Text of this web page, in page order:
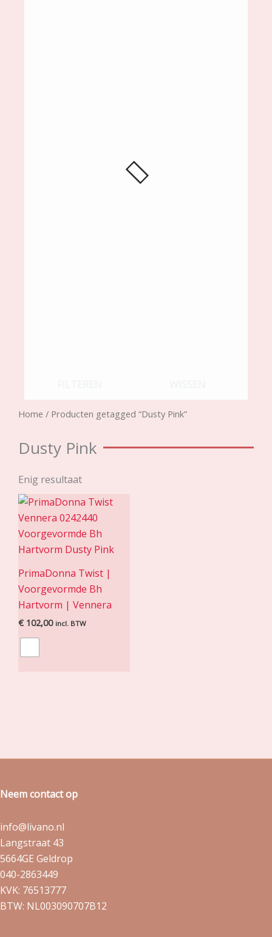
Home / Producten getagged “Dusty Pink”
Dusty Pink
Enig resultaat
PrimaDonna Twist |
Voorgevormde Bh
Hartvorm | Vennera
€ 102,00 incl. BTW
Neem contact op
info@livano.nl
Langstraat 43
5664GE Geldrop
040-2863449
KVK: 76513777
BTW: NL003090707B12